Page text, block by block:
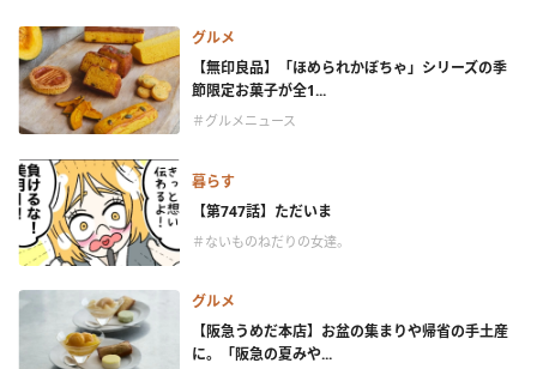
グルメ
【無印良品】「ほめられかぼちゃ」シリーズの季
節限定お菓子が全1...
＃グルメニュース
暮らす
【第747話】ただいま
＃ないものねだりの女達。
グルメ
【阪急うめだ本店】お盆の集まりや帰省の手土産
に。「阪急の夏みや...